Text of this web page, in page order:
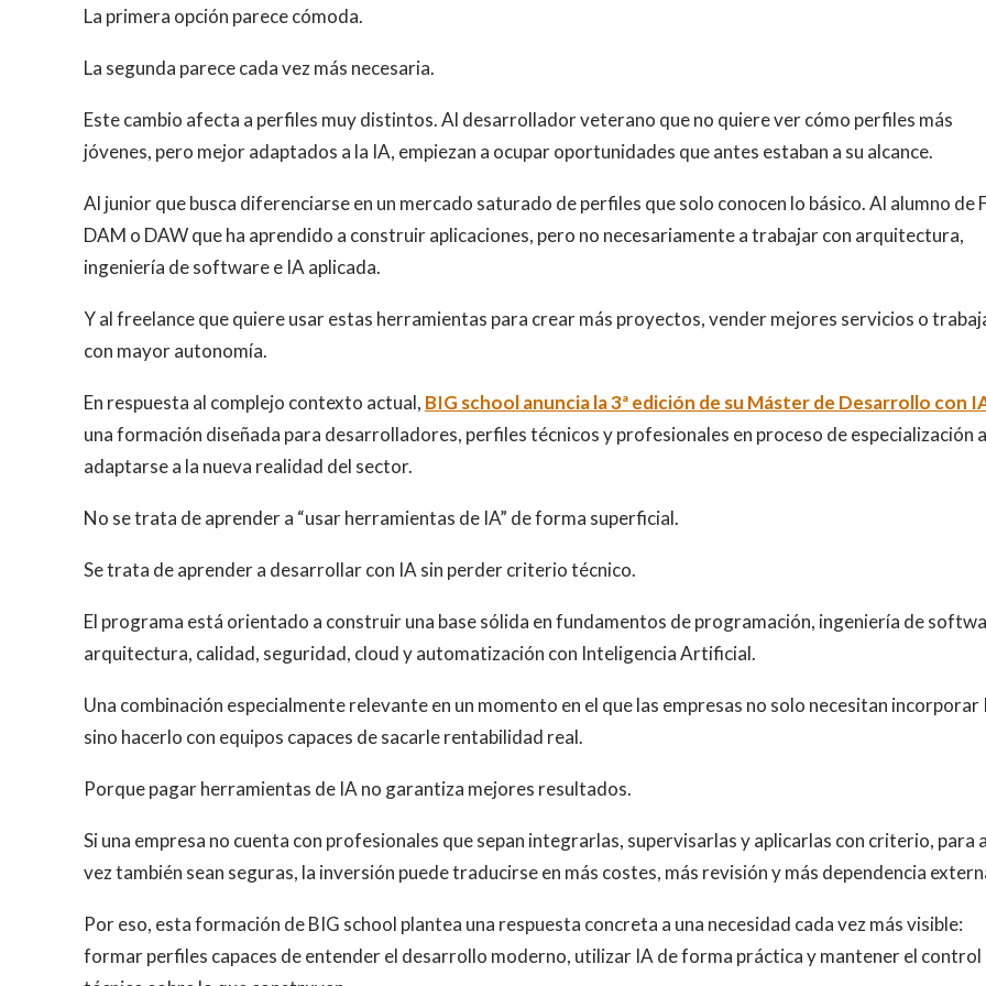
La primera opción parece cómoda.
La segunda parece cada vez más necesaria.
Este cambio afecta a perfiles muy distintos. Al desarrollador veterano que no quiere ver cómo perfiles más
jóvenes, pero mejor adaptados a la IA, empiezan a ocupar oportunidades que antes estaban a su alcance.
Al junior que busca diferenciarse en un mercado saturado de perfiles que solo conocen lo básico. Al alumno de
DAM o DAW que ha aprendido a construir aplicaciones, pero no necesariamente a trabajar con arquitectura,
ingeniería de software e IA aplicada.
Y al freelance que quiere usar estas herramientas para crear más proyectos, vender mejores servicios o
con mayor autonomía.
En respuesta al complejo contexto actual, BIG school anuncia la 3ª edición de su Máster de Desarrollo con
una formación diseñada para desarrolladores, perfiles técnicos y profesionales en proceso de especialización a
adaptarse a la nueva realidad del sector.
No se trata de aprender a “usar herramientas de IA” de forma superficial.
Se trata de aprender a desarrollar con IA sin perder criterio técnico.
El programa está orientado a construir una base sólida en fundamentos de programación, ingeniería de
arquitectura, calidad, seguridad, cloud y automatización con Inteligencia Artificial.
Una combinación especialmente relevante en un momento en el que las empresas no solo necesitan incorporar
sino hacerlo con equipos capaces de sacarle rentabilidad real.
Porque pagar herramientas de IA no garantiza mejores resultados.
Si una empresa no cuenta con profesionales que sepan integrarlas, supervisarlas y aplicarlas con criterio, para
vez también sean seguras, la inversión puede traducirse en más costes, más revisión y más dependencia
Por eso, esta formación de BIG school plantea una respuesta concreta a una necesidad cada vez más visible:
formar perfiles capaces de entender el desarrollo moderno, utilizar IA de forma práctica y mantener el control